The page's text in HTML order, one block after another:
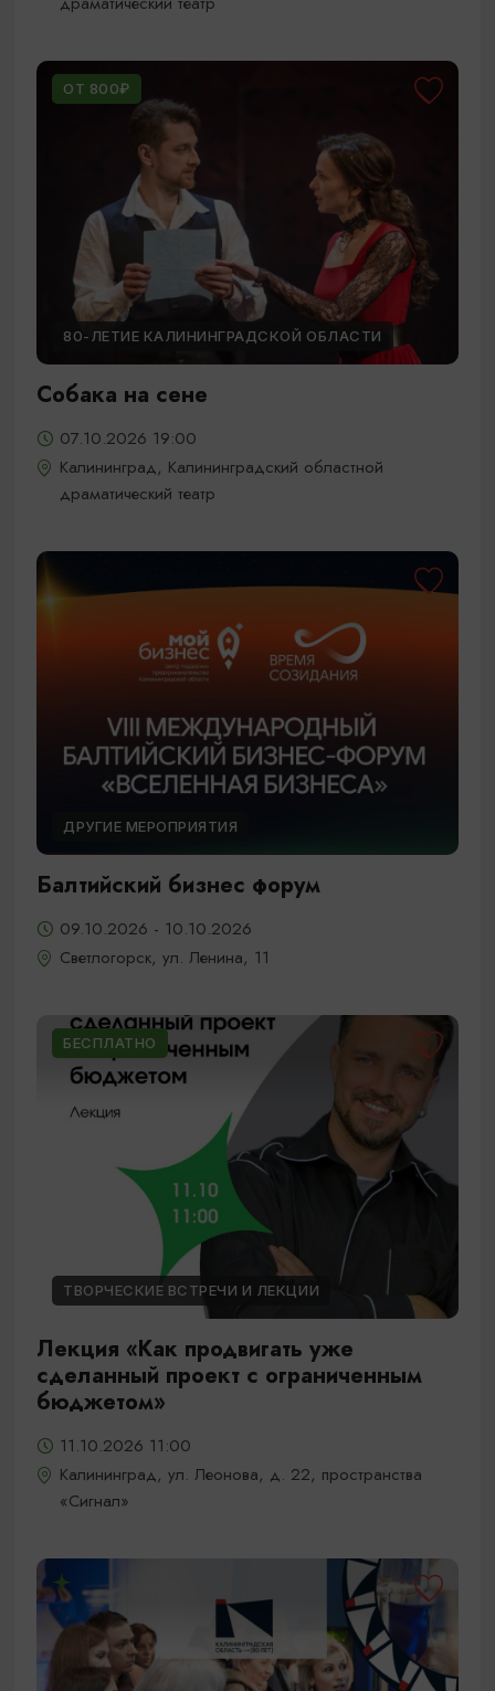
ОТ 800₽
80-ЛЕТИЕ КАЛИНИНГРАДСКОЙ ОБЛАСТИ
Собака на сене
07.10.2026 19:00
Калининград, Калининградский областной
драматический театр
ДРУГИЕ МЕРОПРИЯТИЯ
Балтийский бизнес форум
09.10.2026 - 10.10.2026
Светлогорск, ул. Ленина, 11
БЕСПЛАТНО
ТВОРЧЕСКИЕ ВСТРЕЧИ И ЛЕКЦИИ
Лекция «Как продвигать уже
сделанный проект с ограниченным
бюджетом»
11.10.2026 11:00
Калининград, ул. Леонова, д. 22, пространства
«Сигнал»